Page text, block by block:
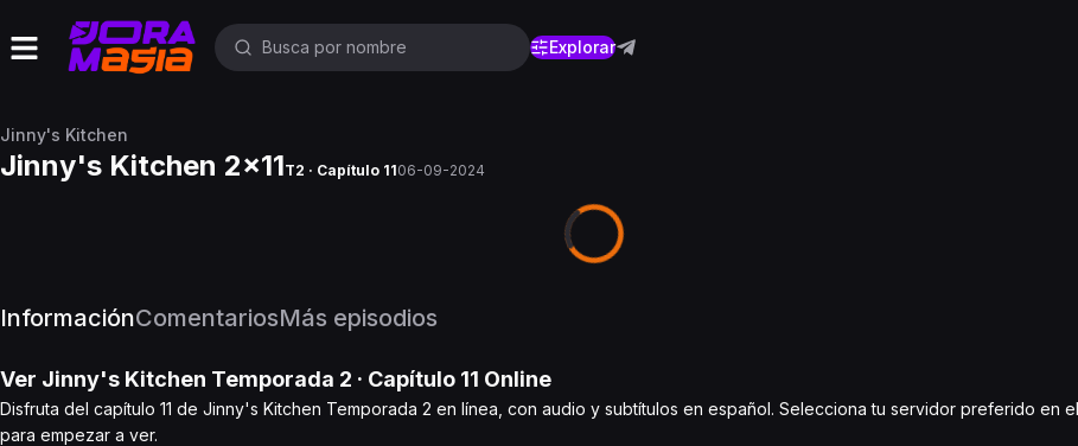
Explorar
Jinny's Kitchen
Jinny's Kitchen 2x11T2 · Capítulo 1106-09-2024
InformaciónComentariosMás episodios
Ver Jinny's Kitchen Temporada 2 · Capítulo 11 Online
Disfruta del capítulo 11 de Jinny's Kitchen Temporada 2 en línea, con audio y subtítulos en español. Selecciona tu servidor preferido en
para empezar a ver.